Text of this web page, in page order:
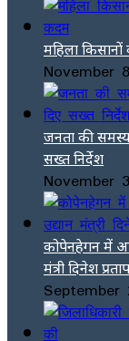
महिला
November
जनता की
सख्त निर्देश
November
कोपेनहेगन में
मंत्री दिनेश
September